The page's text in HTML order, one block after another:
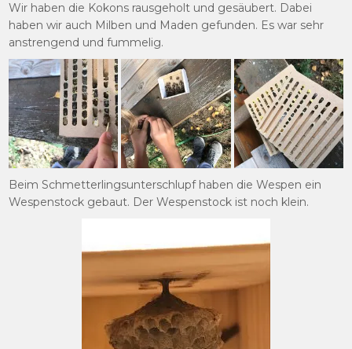
Wir haben die Kokons rausgeholt und gesäubert. Dabei
haben wir auch Milben und Maden gefunden. Es war sehr
anstrengend und fummelig.
Beim Schmetterlingsunterschlupf haben die Wespen ein
Wespenstock gebaut. Der Wespenstock ist noch klein.